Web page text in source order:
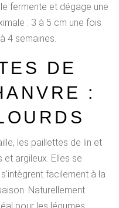
fermente et dégage une
: 3 à 5 cm une fois
4 semaines.
DE
:
les paillettes de lin et
argileux. Elles se
facilement à la
Naturellement